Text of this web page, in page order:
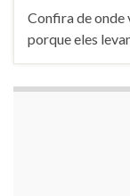
Confira de onde
porque eles